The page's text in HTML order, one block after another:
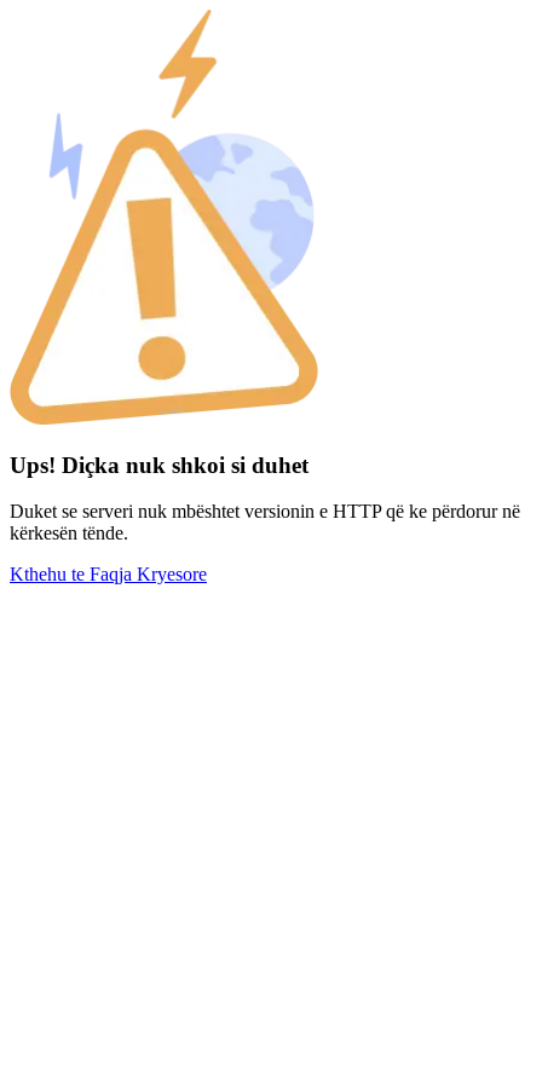
Ups! Diçka nuk shkoi si duhet
Duket se serveri nuk mbështet versionin e HTTP që ke përdorur në
kërkesën tënde.
Kthehu te Faqja Kryesore